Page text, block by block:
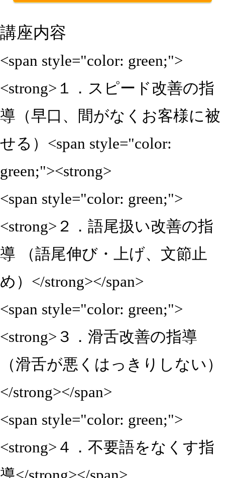
講座内容
<span style="color: green;">
<strong>１．スピード改善の指
導（早口、間がなくお客様に被
せる）<span style="color:
green;"><strong>
<span style="color: green;">
<strong>２．語尾扱い改善の指
導 （語尾伸び・上げ、文節止
め）</strong></span>
<span style="color: green;">
<strong>３．滑舌改善の指導
（滑舌が悪くはっきりしない）
</strong></span>
<span style="color: green;">
<strong>４．不要語をなくす指